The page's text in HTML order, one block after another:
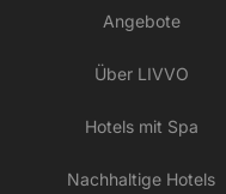
Angebote
Über LIVVO
Hotels mit Spa
Nachhaltige Hotels